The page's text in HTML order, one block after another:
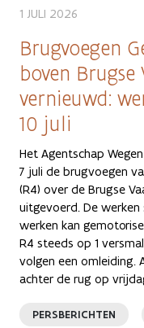
1 JULI 2026
Brugvoegen
boven
vernieuwd:
10 juli
Het Agentschap
7 juli de brugvoegen
(R4) over de Brugse
uitgevoerd. De
werken kan
R4 steeds op 1
volgen een omleiding.
achter de rug op
PERSBERICHTEN